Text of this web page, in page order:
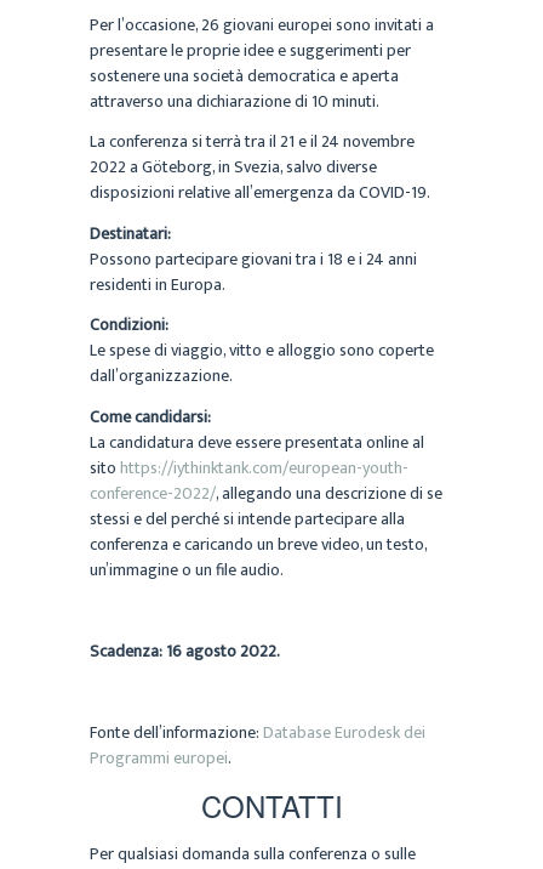
Per l’occasione, 26 giovani europei sono invitati a
presentare le proprie idee e suggerimenti per
sostenere una società democratica e aperta
attraverso una dichiarazione di 10 minuti.
La conferenza si terrà tra il 21 e il 24 novembre
2022 a Göteborg, in Svezia, salvo diverse
disposizioni relative all’emergenza da COVID-19.
Destinatari:
Possono partecipare giovani tra i 18 e i 24 anni
residenti in Europa.
Condizioni:
Le spese di viaggio, vitto e alloggio sono coperte
dall’organizzazione.
Come candidarsi:
La candidatura deve essere presentata online al
sitohttps://iythinktank.com/european-youth-
conference-2022/, allegando una descrizione di se
stessi e del perché si intende partecipare alla
conferenza e caricando un breve video, un testo,
un’immagine o un file audio.
Scadenza: 16 agosto 2022.
Fonte dell’informazione:Database Eurodesk dei
Programmi europei.
CONTATTI
Per qualsiasi domanda sulla conferenza o sulle